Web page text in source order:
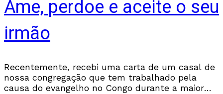
Ame, perdoe e aceite o seu
irmão
Recentemente, recebi uma carta de um casal de
nossa congregação que tem trabalhado pela
causa do evangelho no Congo durante a maior